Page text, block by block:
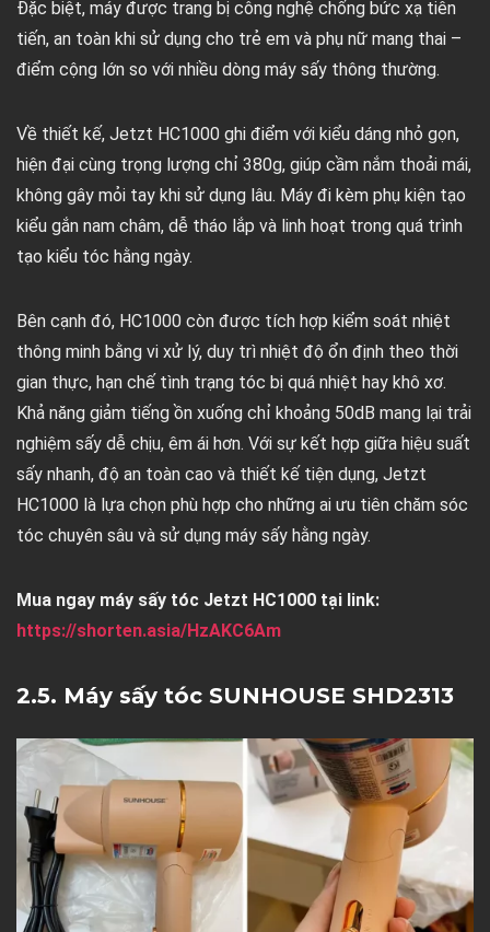
Đặc biệt, máy được trang bị công nghệ chống bức xạ tiên
tiến, an toàn khi sử dụng cho trẻ em và phụ nữ mang thai –
điểm cộng lớn so với nhiều dòng máy sấy thông thường.
Về thiết kế, Jetzt HC1000 ghi điểm với kiểu dáng nhỏ gọn,
hiện đại cùng trọng lượng chỉ 380g, giúp cầm nắm thoải mái,
không gây mỏi tay khi sử dụng lâu. Máy đi kèm phụ kiện tạo
kiểu gắn nam châm, dễ tháo lắp và linh hoạt trong quá trình
tạo kiểu tóc hằng ngày.
Bên cạnh đó, HC1000 còn được tích hợp kiểm soát nhiệt
thông minh bằng vi xử lý, duy trì nhiệt độ ổn định theo thời
gian thực, hạn chế tình trạng tóc bị quá nhiệt hay khô xơ.
Khả năng giảm tiếng ồn xuống chỉ khoảng 50dB mang lại trải
nghiệm sấy dễ chịu, êm ái hơn. Với sự kết hợp giữa hiệu suất
sấy nhanh, độ an toàn cao và thiết kế tiện dụng, Jetzt
HC1000 là lựa chọn phù hợp cho những ai ưu tiên chăm sóc
tóc chuyên sâu và sử dụng máy sấy hằng ngày.
Mua ngay máy sấy tóc Jetzt HC1000 tại link:
https://shorten.asia/HzAKC6Am
2.5. Máy sấy tóc SUNHOUSE SHD2313